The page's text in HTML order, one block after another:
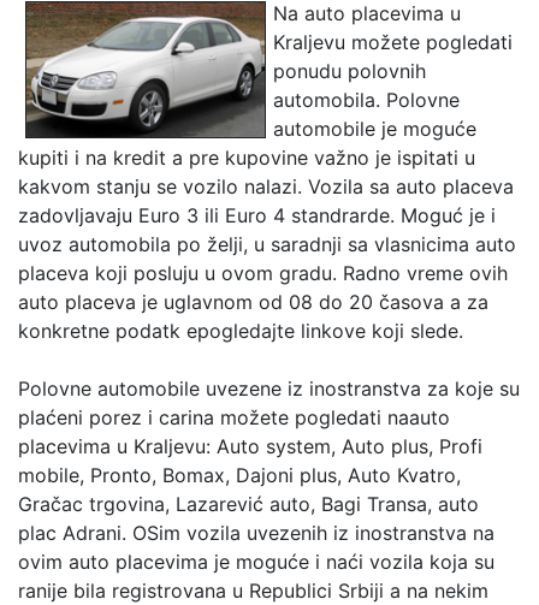
Na auto placevima u
Kraljevu možete pogledati
ponudu polovnih
automobila. Polovne
automobile je moguće
kupiti i na kredit a pre kupovine važno je ispitati u
kakvom stanju se vozilo nalazi. Vozila sa auto placeva
zadovljavaju Euro 3 ili Euro 4 standrarde. Moguć je i
uvoz automobila po želji, u saradnji sa vlasnicima auto
placeva koji posluju u ovom gradu. Radno vreme ovih
auto placeva je uglavnom od 08 do 20 časova a za
konkretne podatk epogledajte linkove koji slede.
Polovne automobile uvezene iz inostranstva za koje su
plaćeni porez i carina možete pogledati naauto
placevima u Kraljevu: Auto system, Auto plus, Profi
mobile, Pronto, Bomax, Dajoni plus, Auto Kvatro,
Gračac trgovina, Lazarević auto, Bagi Transa, auto
plac Adrani. OSim vozila uvezenih iz inostranstva na
ovim auto placevima je moguće i naći vozila koja su
ranije bila registrovana u Republici Srbiji a na nekim